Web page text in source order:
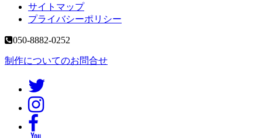
サイトマップ
プライバシーポリシー
050-8882-0252
制作についてのお問合せ